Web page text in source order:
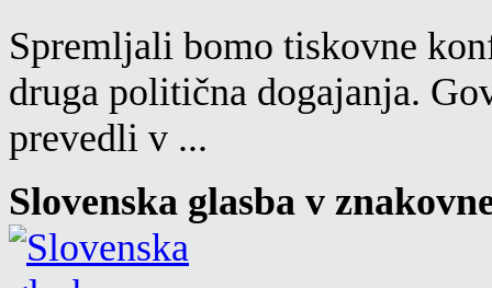
Spremljali bomo tiskovne
druga politična dogajanja.
prevedli v ...
Slovenska glasba v